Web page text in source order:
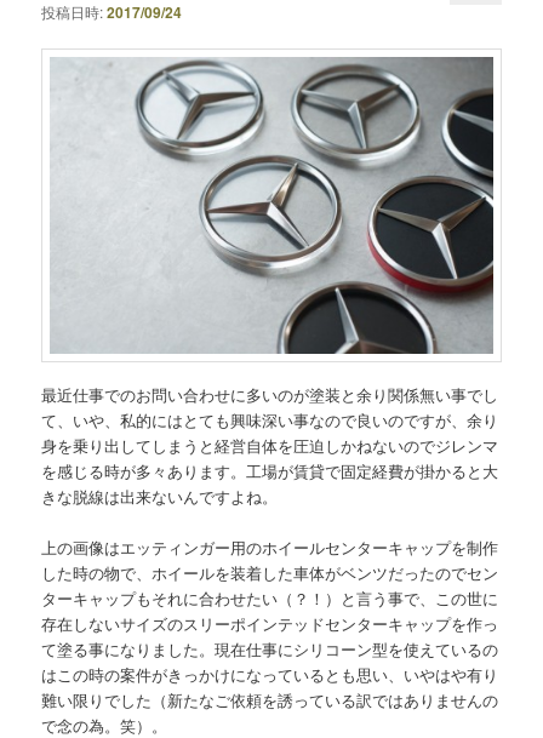
投稿日時:2017/09/24
最近仕事でのお問い合わせに多いのが塗装と余り関係無い事でし
て、いや、私的にはとても興味深い事なので良いのですが、余り
身を乗り出してしまうと経営自体を圧迫しかねないのでジレンマ
を感じる時が多々あります。工場が賃貸で固定経費が掛かると大
きな脱線は出来ないんですよね。
上の画像はエッティンガー用のホイールセンターキャップを制作
した時の物で、ホイールを装着した車体がベンツだったのでセン
ターキャップもそれに合わせたい（？！）と言う事で、この世に
存在しないサイズのスリーポインテッドセンターキャップを作っ
て塗る事になりました。現在仕事にシリコーン型を使えているの
はこの時の案件がきっかけになっているとも思い、いやはや有り
難い限りでした（新たなご依頼を誘っている訳ではありませんの
で念の為。笑）。